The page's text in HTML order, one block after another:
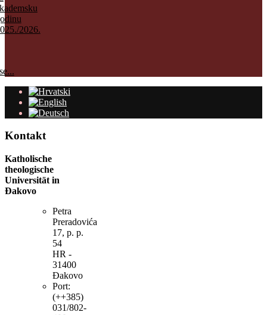
2026.
Kontakt
Katholische
theologische
Universität in
Đakovo
Petra
Preradovića
17, p. p.
54
HR -
31400
Đakovo
Port:
(++385)
031/802-